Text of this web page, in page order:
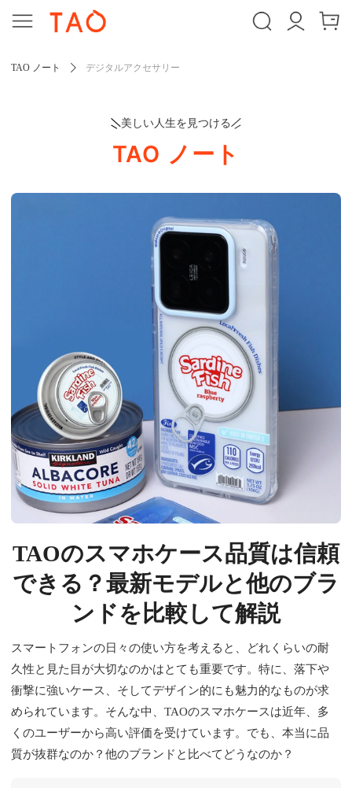
TAO ノート デジタルアクセサリー
美しい人生を見つける
TAO ノート
TAOのスマホケース品質は信頼
できる？最新モデルと他のブラ
ンドを比較して解説
スマートフォンの日々の使い方を考えると、どれくらいの耐
久性と見た目が大切なのかはとても重要です。特に、落下や
衝撃に強いケース、そしてデザイン的にも魅力的なものが求
められています。そんな中、TAOのスマホケースは近年、多
くのユーザーから高い評価を受けています。でも、本当に品
質が抜群なのか？他のブランドと比べてどうなのか？